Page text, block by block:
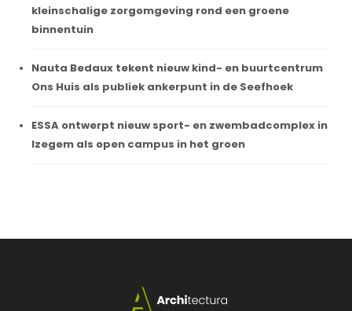
kleinschalige zorgomgeving rond een groene
binnentuin
Nauta Bedaux tekent nieuw kind- en buurtcentrum
Ons Huis als publiek ankerpunt in de Seefhoek
ESSA ontwerpt nieuw sport- en zwembadcomplex in
Izegem als open campus in het groen